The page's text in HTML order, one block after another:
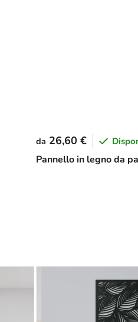
Pannello in legno da
da 26,60 €